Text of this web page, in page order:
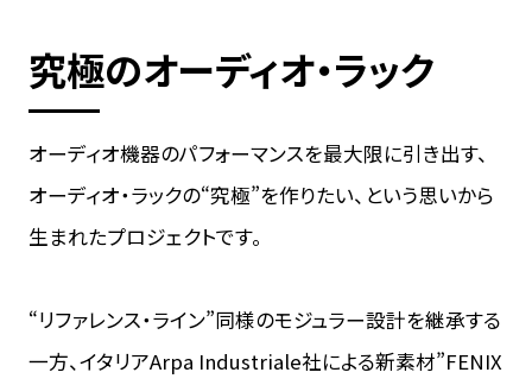
究極のオーディオ・ラック
オーディオ機器のパフォーマンスを最大限に引き出す、
オーディオ・ラックの“究極”を作りたい、という思いから
生まれたプロジェクトです。
“リファレンス・ライン”同様のモジュラー設計を継承する
一方、イタリアArpa Industriale社による新素材”FENIX